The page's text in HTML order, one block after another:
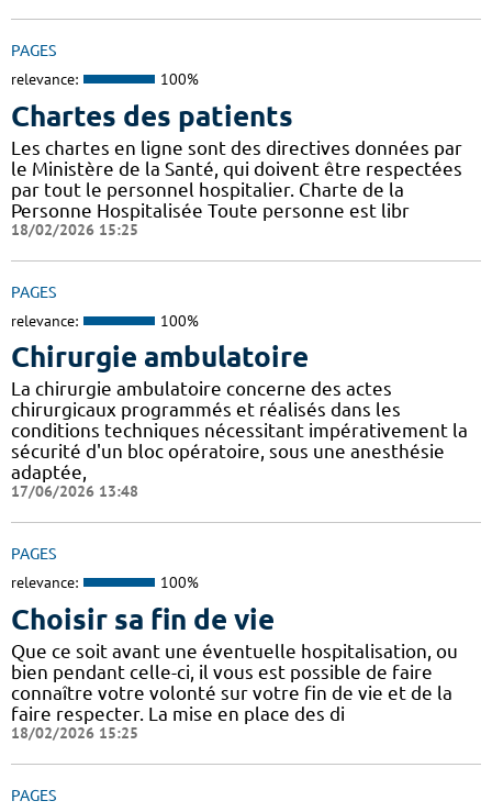
PAGES
relevance: 100%
Chartes des patients
Les chartes en ligne sont des directives données par
le Ministère de la Santé, qui doivent être respectées
par tout le personnel hospitalier. Charte de la
Personne Hospitalisée Toute personne est libr
18/02/2026 15:25
PAGES
relevance: 100%
Chirurgie ambulatoire
La chirurgie ambulatoire concerne des actes
chirurgicaux programmés et réalisés dans les
conditions techniques nécessitant impérativement la
sécurité d'un bloc opératoire, sous une anesthésie
adaptée,
17/06/2026 13:48
PAGES
relevance: 100%
Choisir sa fin de vie
Que ce soit avant une éventuelle hospitalisation, ou
bien pendant celle-ci, il vous est possible de faire
connaître votre volonté sur votre fin de vie et de la
faire respecter. La mise en place des di
18/02/2026 15:25
PAGES